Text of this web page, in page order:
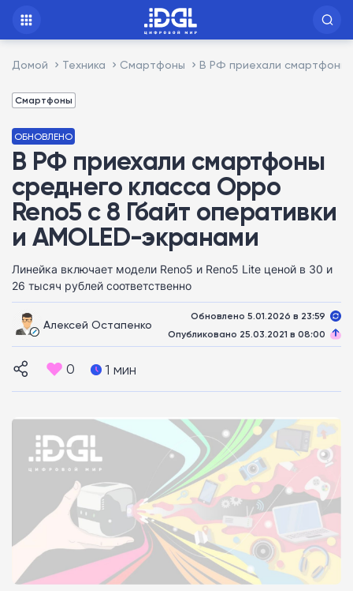
Домой Техника Смартфоны В РФ приехали смартфоны
Смартфоны
ОБНОВЛЕНО
В РФ приехали смартфоны
среднего класса Oppo
Reno5 с 8 Гбайт оперативки
и AMOLED-экранами
Линейка включает модели Reno5 и Reno5 Lite ценой в 30 и
26 тысяч рублей соответственно
Алексей Остапенко
Обновлено 5.01.2026 в 23:59
Опубликовано 25.03.2021 в 08:00
0 1 мин